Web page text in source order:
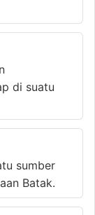
di suatu
sumber
Batak.